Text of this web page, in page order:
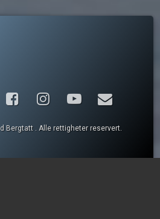
FacebookInstagram
YouTubeE-post
Bergtatt . Alle rettigheter reservert.